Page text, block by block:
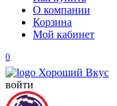
О компании
Корзина
Мой кабинет
0
войти